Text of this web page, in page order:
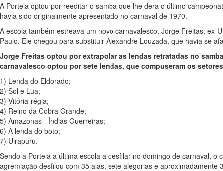
A Portela optou por reeditar o samba que lhe dera o último
havia sido originalmente apresentado no carnaval de 1970.
A escola também estreava um novo carnavalesco, Jorge Freitas,
Paulo. Ele chegou para substituir Alexandre Louzada, que havia se
Jorge Freitas optou por extrapolar as lendas retratadas no
carnavalesco optou por sete lendas, que compuseram os
1) Lenda do Eldorado;
2) Sol e Lua;
3) Vitória-régia;
4) Reino da Cobra Grande;
5) Amazonas - Índias Guerreiras;
6) A lenda do boto;
7) Uirapuru.
Sendo a Portela a última escola a desfilar no domingo de carnaval,
agremiação desfilou com 35 alas, sete alegorias e aproximadamente